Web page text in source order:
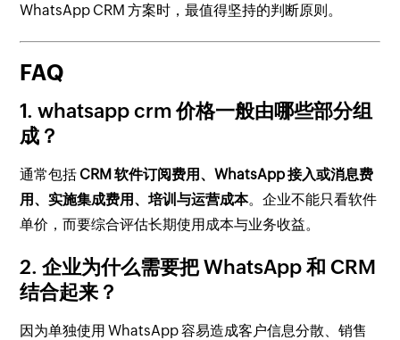
WhatsApp CRM 方案时，最值得坚持的判断原则。
FAQ
1. whatsapp crm 价格一般由哪些部分组
成？
通常包括 CRM 软件订阅费用、WhatsApp 接入或消息费
用、实施集成费用、培训与运营成本。企业不能只看软件
单价，而要综合评估长期使用成本与业务收益。
2. 企业为什么需要把 WhatsApp 和 CRM
结合起来？
因为单独使用 WhatsApp 容易造成客户信息分散、销售